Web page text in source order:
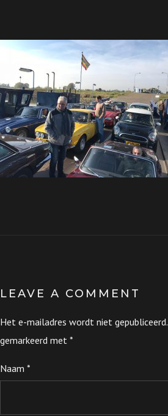
LEAVE A COMMENT
Het e-mailadres wordt niet gepubliceerd.
gemarkeerd met *
Naam *